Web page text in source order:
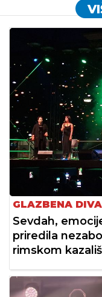
GLAZBENA DIVA
Sevdah,
priredila
rimskom